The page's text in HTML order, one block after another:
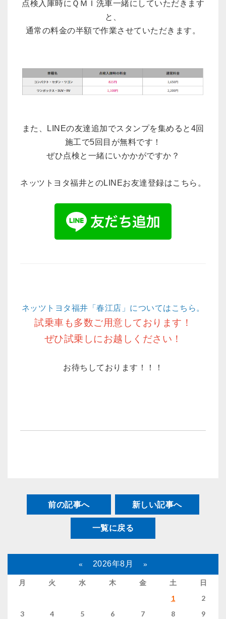
点検入庫時にＱＭＩ洗車一緒にしていただきます
と、
通常の料金の半額で作業させていただきます。
また、LINEの友達追加でスタンプを集めると4回
施工で5回目が無料です！
ぜひ点検と一緒にいかかがですか？
ネッツトヨタ福井とのLINEお友達登録はこちら。
ネッツトヨタ福井「春江店」についてはこちら。
試乗車も多数ご用意しております！
ぜひ試乗しにお越しください！
お待ちしております！！！
前の記事へ 新しい記事へ
一覧に戻る
« 2026年8月 »
月 火 水 木 金 土
日
1
2
3
4 5 6 7 8
9